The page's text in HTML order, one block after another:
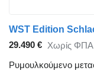
WST Edition
29.490 € Χωρίς ΦΠΑ
Ρυμουλκούμενο